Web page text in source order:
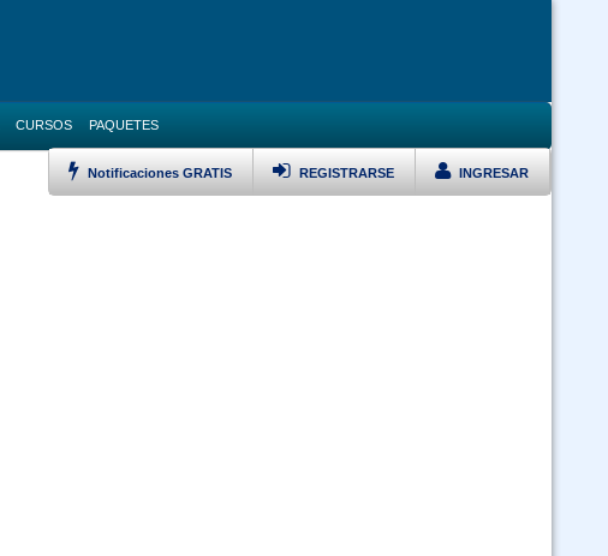
CURSOS
LISTAR TODOS LOS CURSOS
PAQUETES
INGRESAR
REGISTRARSE
Notificaciones GRATIS